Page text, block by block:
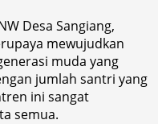
Desa Sangiang,
mewujudkan
muda yang
jumlah santri yang
ini sangat
semua.